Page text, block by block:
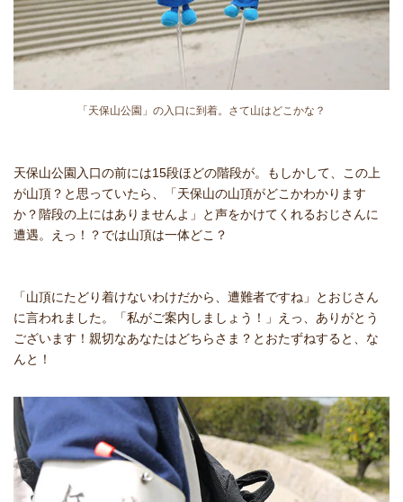
「天保山公園」の入口に到着。さて山はどこかな？
天保山公園入口の前には15段ほどの階段が。もしかして、この上
が山頂？と思っていたら、「天保山の山頂がどこかわかります
か？階段の上にはありませんよ」と声をかけてくれるおじさんに
遭遇。えっ！？では山頂は一体どこ？
「山頂にたどり着けないわけだから、遭難者ですね」とおじさん
に言われました。「私がご案内しましょう！」えっ、ありがとう
ございます！親切なあなたはどちらさま？とおたずねすると、な
んと！